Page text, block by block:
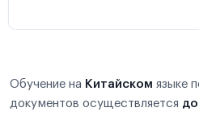
Обучение на Китайском языке
документов осуществляется